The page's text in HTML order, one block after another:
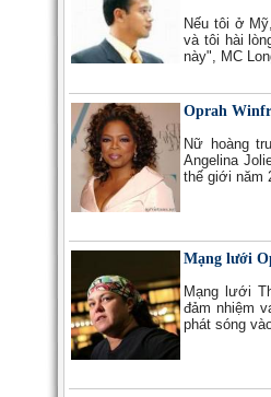
Nếu tôi ở
và tôi hài
này", MC
Oprah
Nữ hoàng
Angelina
thế giới năm
Mạng lưới
Mạng lưới
đảm nhiệm
phát sóng